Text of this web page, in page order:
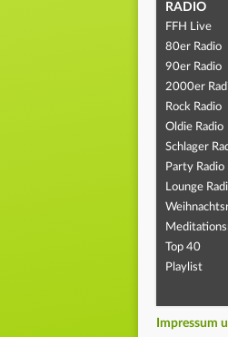
RADIO
FFH Live
80er Radio
90er Radio
2000er
Rock Radio
Oldie Radio
Schlager
Party Radio
Lounge
Top 40
Playlist
Impressum